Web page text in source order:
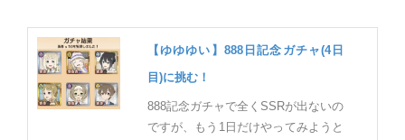
【ゆゆゆい】888日記念ガチャ(4日
目)に挑む！
888記念ガチャで全くSSRが出ないの
ですが、もう1日だけやってみようと